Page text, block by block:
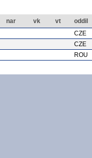
nar vk vt
oddil
CZE
CZE
ROU